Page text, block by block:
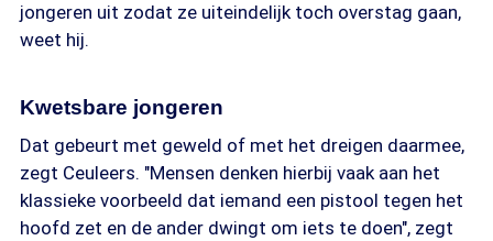
jongeren uit zodat ze uiteindelijk toch overstag gaan,
weet hij.
Kwetsbare jongeren
Dat gebeurt met geweld of met het dreigen daarmee,
zegt Ceuleers. "Mensen denken hierbij vaak aan het
klassieke voorbeeld dat iemand een pistool tegen het
hoofd zet en de ander dwingt om iets te doen", zegt